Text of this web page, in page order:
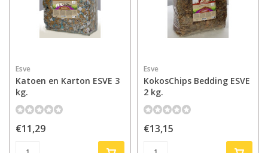
Esve
Katoen en Karton ESVE 3
kg.
€11,29
Esve
KokosChips Bedding ESVE
2 kg.
€13,15